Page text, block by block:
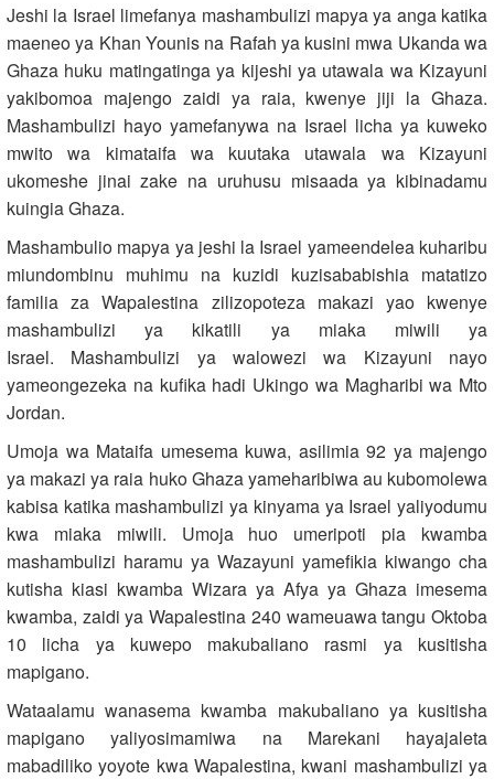
Jeshi la Israel limefanya mashambulizi mapya ya anga katika
maeneo ya Khan Younis na Rafah ya kusini mwa Ukanda wa
Ghaza huku matingatinga ya kijeshi ya utawala wa Kizayuni
yakibomoa majengo zaidi ya raia, kwenye jiji la Ghaza.
Mashambulizi hayo yamefanywa na Israel licha ya kuweko
mwito wa kimataifa wa kuutaka utawala wa Kizayuni
ukomeshe jinai zake na uruhusu misaada ya kibinadamu
kuingia Ghaza.
Mashambulio mapya ya jeshi la Israel yameendelea kuharibu
miundombinu muhimu na kuzidi kuzisababishia matatizo
familia za Wapalestina zilizopoteza makazi yao kwenye
mashambulizi ya kikatili ya miaka miwili ya
Israel. Mashambulizi ya walowezi wa Kizayuni nayo
yameongezeka na kufika hadi Ukingo wa Magharibi wa Mto
Jordan.
Umoja wa Mataifa umesema kuwa, asilimia 92 ya majengo
ya makazi ya raia huko Ghaza yameharibiwa au kubomolewa
kabisa katika mashambulizi ya kinyama ya Israel yaliyodumu
kwa miaka miwili. Umoja huo umeripoti pia kwamba
mashambulizi haramu ya Wazayuni yamefikia kiwango cha
kutisha kiasi kwamba Wizara ya Afya ya Ghaza imesema
kwamba, zaidi ya Wapalestina 240 wameuawa tangu Oktoba
10 licha ya kuwepo makubaliano rasmi ya kusitisha
mapigano.
Wataalamu wanasema kwamba makubaliano ya kusitisha
mapigano yaliyosimamiwa na Marekani hayajaleta
mabadiliko yoyote kwa Wapalestina, kwani mashambulizi ya